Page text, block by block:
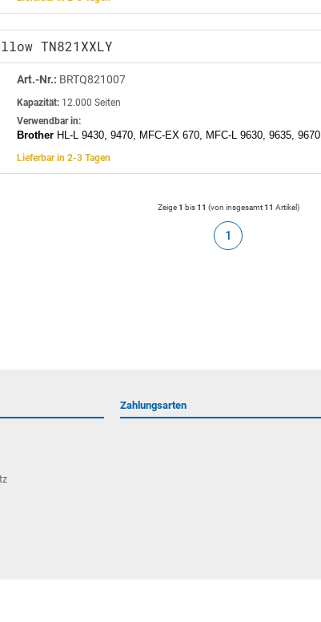
TN821XXLY
Art.-Nr.: BRTQ821007
Kapazität: 12.000 Seiten
Verwendbar in:
Brother HL-L 9430, 9470, MFC-EX 670, MFC-L 9630, 9635, 9670
Lieferbar in 2-3 Tagen
Zeige1 bis11 (von insgesamt11 Artikel)
1
Zahlungsarten